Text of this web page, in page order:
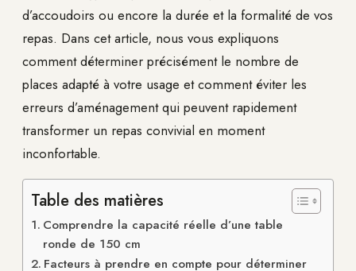
d’accoudoirs ou encore la durée et la formalité de vos
repas. Dans cet article, nous vous expliquons
comment déterminer précisément le nombre de
places adapté à votre usage et comment éviter les
erreurs d’aménagement qui peuvent rapidement
transformer un repas convivial en moment
inconfortable.
Table des matières
Comprendre la capacité réelle d’une table
ronde de 150 cm
Facteurs à prendre en compte pour déterminer